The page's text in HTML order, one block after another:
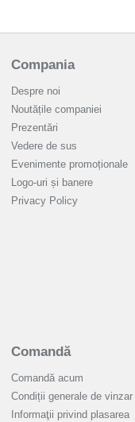
Compania
Despre noi
Noutățile companiei
Prezentări
Vedere de sus
Evenimente promoționale
Logo-uri și banere
Privacy Policy
Comandă
Comandă acum
Condiții generale de vinzar
Informaţii privind plasarea